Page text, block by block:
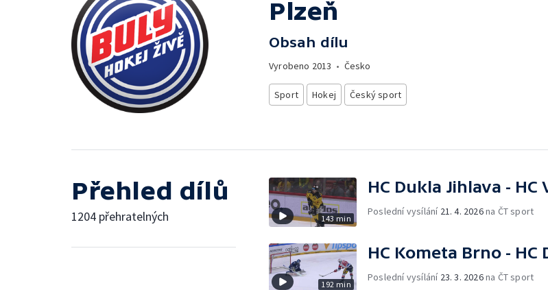
Plzeň
Obsah dílu
Vyrobeno 2013 • Česko
Sport Hokej Český sport
Přehled dílů
1204 přehratelných 143 min
HC Dukla Jihlava - HC
Poslední vysílání 21. 4. 2026na ČT sport
192 min
HC Kometa Brno -
Poslední vysílání 23. 3. 2026na ČT sport